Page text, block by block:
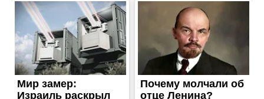
ЖИТТЯ
У Нікополі можна
отримати фінансову
допомогу у розмірі 6600
гривень
Опубліковано 12.06.2023